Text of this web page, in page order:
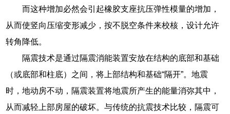
复位能力强：在地震结束后，FPS摩擦摆支座能够利用
自身的复位机制使上部结构恢复到原来的位置，保证建筑物
的稳定性。
偏心率的控制目标是控制隔震层扭转变形过大，扭转变
形的大小还跟地震作用的大小相关，一般在设防烈度作用
下，结构的扭转变形引起的破坏可能性较小，在罕遇地震中
下扭转变形过大容易引起隔震层支座出现破坏，并导致连续